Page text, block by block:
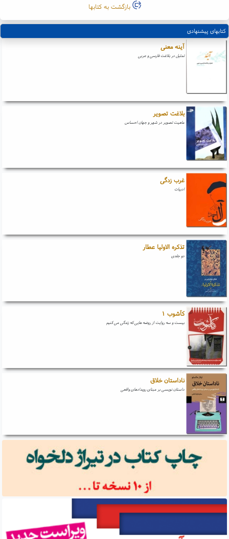
بازگشت به کتابها
کتابهای پیشنهادی
آینه معنی
تمثیل در بلاغت فارسی و عربی
بلاغت تصویر
ماهیت تصویر در شهر و جهان احساس
غرب زدگی
ادبیات
تذکره الاولیا عطار
دو جلدی
کآشوب ۱
بیست و سه روایت از روضه هایی که زندگی می کنیم
ناداستان خلاق
داستان نویسی بر مبنای رویدادهای واقعی